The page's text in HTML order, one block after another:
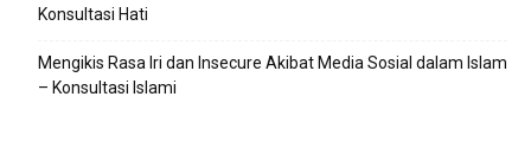
Konsultasi Hati
Mengikis Rasa Iri dan Insecure Akibat Media Sosial dalam Islam
– Konsultasi Islami